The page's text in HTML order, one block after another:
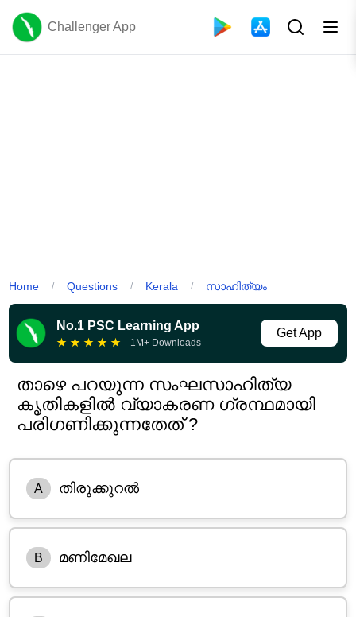
Challenger App
Home / Questions / Kerala / സാഹിത്യം
No.1 PSC Learning App
★ ★ ★ ★ ★ 1M+ Downloads
Get App
താഴെ പറയുന്ന സംഘസാഹിത്യ
കൃതികളിൽ വ്യാകരണ ഗ്രന്ഥമായി
പരിഗണിക്കുന്നതേത് ?
A തിരുക്കുറൽ
B മണിമേഖല